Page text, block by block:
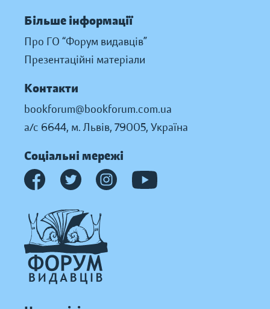
Більше інформації
Про ГО “Форум видавців”
Презентаційні матеріали
Контакти
bookforum@bookforum.com.ua
а/с 6644, м. Львів, 79005, Україна
Соціальні мережі